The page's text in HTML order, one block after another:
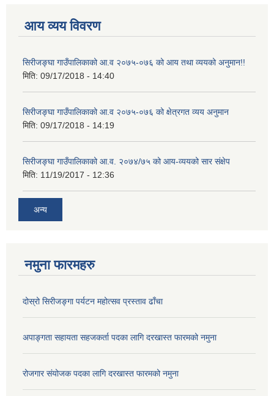
आय व्यय विवरण
सिरीजङ्घा गाउँपालिकाको आ.व २०७५-०७६ को आय तथा व्ययको अनुमान!!
मिति: 09/17/2018 - 14:40
सिरीजङ्घा गाउँपालिकाको आ.व २०७५-०७६ को क्षेत्रगत व्यय अनुमान
मिति: 09/17/2018 - 14:19
सिरीजङ्घा गाउँपालिकाको आ.व. २०७४/७५ को आय-व्ययको सार संक्षेप
मिति: 11/19/2017 - 12:36
अन्य
नमुना फारमहरु
दोस्रो सिरीजङ्गा पर्यटन महोत्सव प्रस्ताव ढाँचा
अपाङ्गता सहायता सहजकर्ता पदका लागि दरखास्त फारमको नमुना
रोजगार संयोजक पदका लागि दरखास्त फारमको नमुना